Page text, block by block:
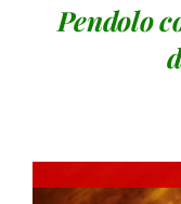
Pendolo